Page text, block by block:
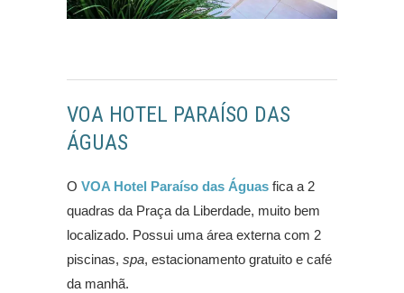
VOA HOTEL PARAÍSO DAS
ÁGUAS
O VOA Hotel Paraíso das Águas fica a 2
quadras da Praça da Liberdade, muito bem
localizado. Possui uma área externa com 2
piscinas, spa, estacionamento gratuito e café
da manhã.